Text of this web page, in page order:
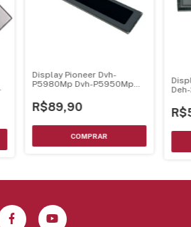
Display Pioneer Dvh-
P5980Mp Dvh-P5950Mp
P4900Mp
R$89,90